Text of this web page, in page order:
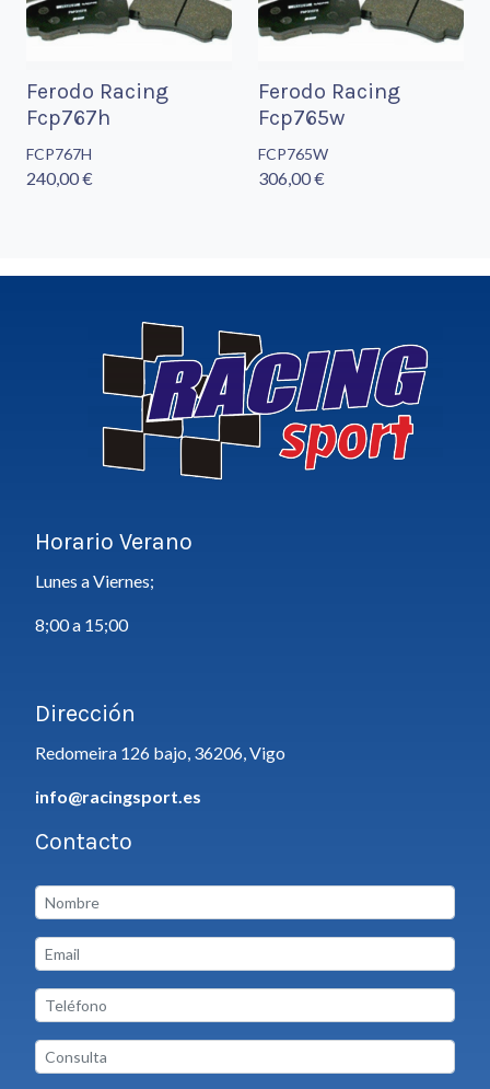
Ferodo Racing
Fcp767h
FCP767H
240,00 €
Ferodo Racing
Fcp765w
FCP765W
306,00 €
Horario Verano
Lunes a Viernes;
8;00 a 15;00
Dirección
Redomeira 126 bajo, 36206, Vigo
info@racingsport.es
Contacto